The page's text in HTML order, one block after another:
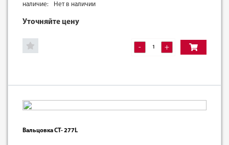
наличие:
Нет в наличии
Уточняйте цену
- +
Вальцовка CT- 277L